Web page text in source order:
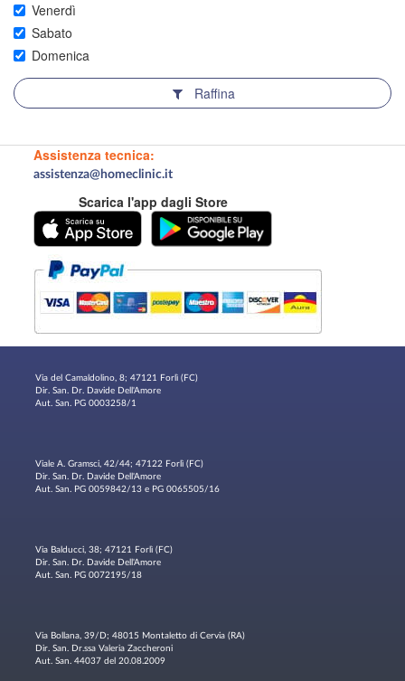
Venerdì
Sabato
Domenica
Raffina
Assistenza tecnica:
assistenza@homeclinic.it
Scarica l'app dagli Store
Via del Camaldolino, 8; 47121 Forlì (FC)
Dir. San. Dr. Davide Dell'Amore
Aut. San. PG 0003258/1
Viale A. Gramsci, 42/44; 47122 Forlì (FC)
Dir. San. Dr. Davide Dell'Amore
Aut. San. PG 0059842/13 e PG 0065505/16
Via Balducci, 38; 47121 Forlì (FC)
Dir. San. Dr. Davide Dell'Amore
Aut. San. PG 0072195/18
Via Bollana, 39/D; 48015 Montaletto di Cervia (RA)
Dir. San. Dr.ssa Valeria Zaccheroni
Aut. San. 44037 del 20.08.2009